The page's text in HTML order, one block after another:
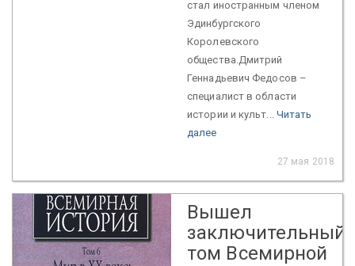
стал иностранным членом
Эдинбургского
Королевского
общества.Дмитрий
Геннадьевич Федосов –
специалист в области
истории и культ... Читать
далее
27 мая 2018
Вышел
заключительный
том Всемирной